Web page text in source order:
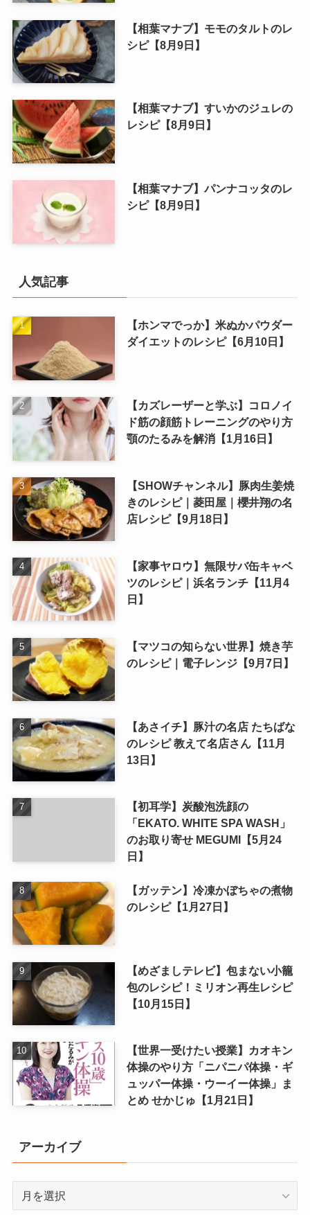
【相葉マナブ】モモのタルトのレ
シピ【8月9日】
【相葉マナブ】すいかのジュレの
レシピ【8月9日】
【相葉マナブ】パンナコッタのレ
シピ【8月9日】
人気記事
【ホンマでっか】米ぬかパウダー
ダイエットのレシピ【6月10日】
【カズレーザーと学ぶ】コロノイ
ド筋の顔筋トレーニングのやり方
顎のたるみを解消【1月16日】
【SHOWチャンネル】豚肉生姜焼
きのレシピ｜菱田屋｜櫻井翔の名
店レシピ【9月18日】
【家事ヤロウ】無限サバ缶キャベ
ツのレシピ｜浜名ランチ【11月4
日】
【マツコの知らない世界】焼き芋
のレシピ｜電子レンジ【9月7日】
【あさイチ】豚汁の名店 たちばな
のレシピ 教えて名店さん【11月
13日】
【初耳学】炭酸泡洗顔の
「EKATO. WHITE SPA WASH」
のお取り寄せ MEGUMI【5月24
日】
【ガッテン】冷凍かぼちゃの煮物
のレシピ【1月27日】
【めざましテレビ】包まない小籠
包のレシピ！ミリオン再生レシピ
【10月15日】
【世界一受けたい授業】カオキン
体操のやり方「ニパニパ体操・ギ
ュッパー体操・ウーイー体操」ま
とめ せかじゅ【1月21日】
アーカイブ